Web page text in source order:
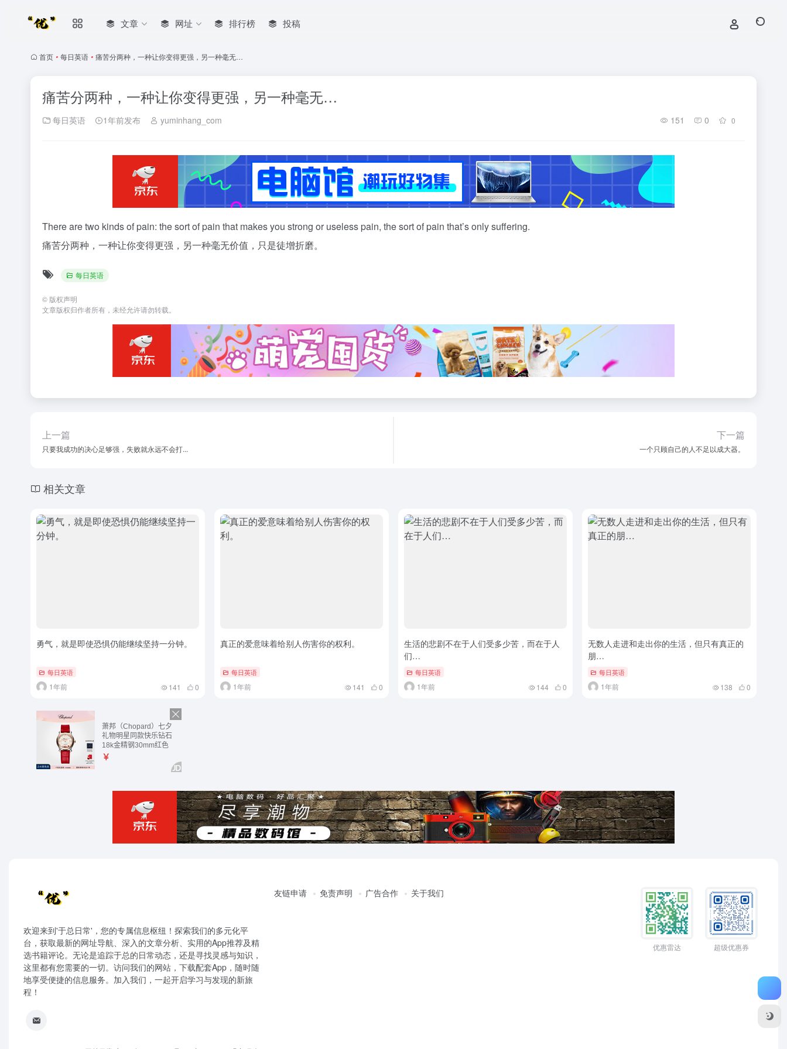
文章 网址 排行榜 投稿
首页 • 每日英语 • 痛苦分两种，一种让你变得更强，另一种毫无…
痛苦分两种，一种让你变得更强，另一种毫无…
每日英语 1年前发布 yuminhang_com 151 0 0
There are two kinds of pain: the sort of pain that makes you strong or useless pain, the sort of pain that’s only suffering.
痛苦分两种，一种让你变得更强，另一种毫无价值，只是徒增折磨。
每日英语
© 版权声明
文章版权归作者所有，未经允许请勿转载。
上一篇
只要我成功的决心足够强，失败就永远不会打...
下一篇
一个只顾自己的人不足以成大器。
相关文章
勇气，就是即使恐惧仍能继续坚持一分钟。
每日英语
1年前 141 0
真正的爱意味着给别人伤害你的权利。
每日英语
1年前 141 0
生活的悲剧不在于人们受多少苦，而在于人
们…
每日英语
1年前 144 0
无数人走进和走出你的生活，但只有真正的
朋…
每日英语
1年前 138 0
欢迎来到'于总日常'，您的专属信息枢纽！探索我们的多元化平
台，获取最新的网址导航、深入的文章分析、实用的App推荐及精
选书籍评论。无论是追踪于总的日常动态，还是寻找灵感与知识，
这里都有您需要的一切。访问我们的网站，下载配套App，随时随
地享受便捷的信息服务。加入我们，一起开启学习与发现的新旅
程！
友链申请 免责声明 广告合作 关于我们
优惠雷达 超级优惠券